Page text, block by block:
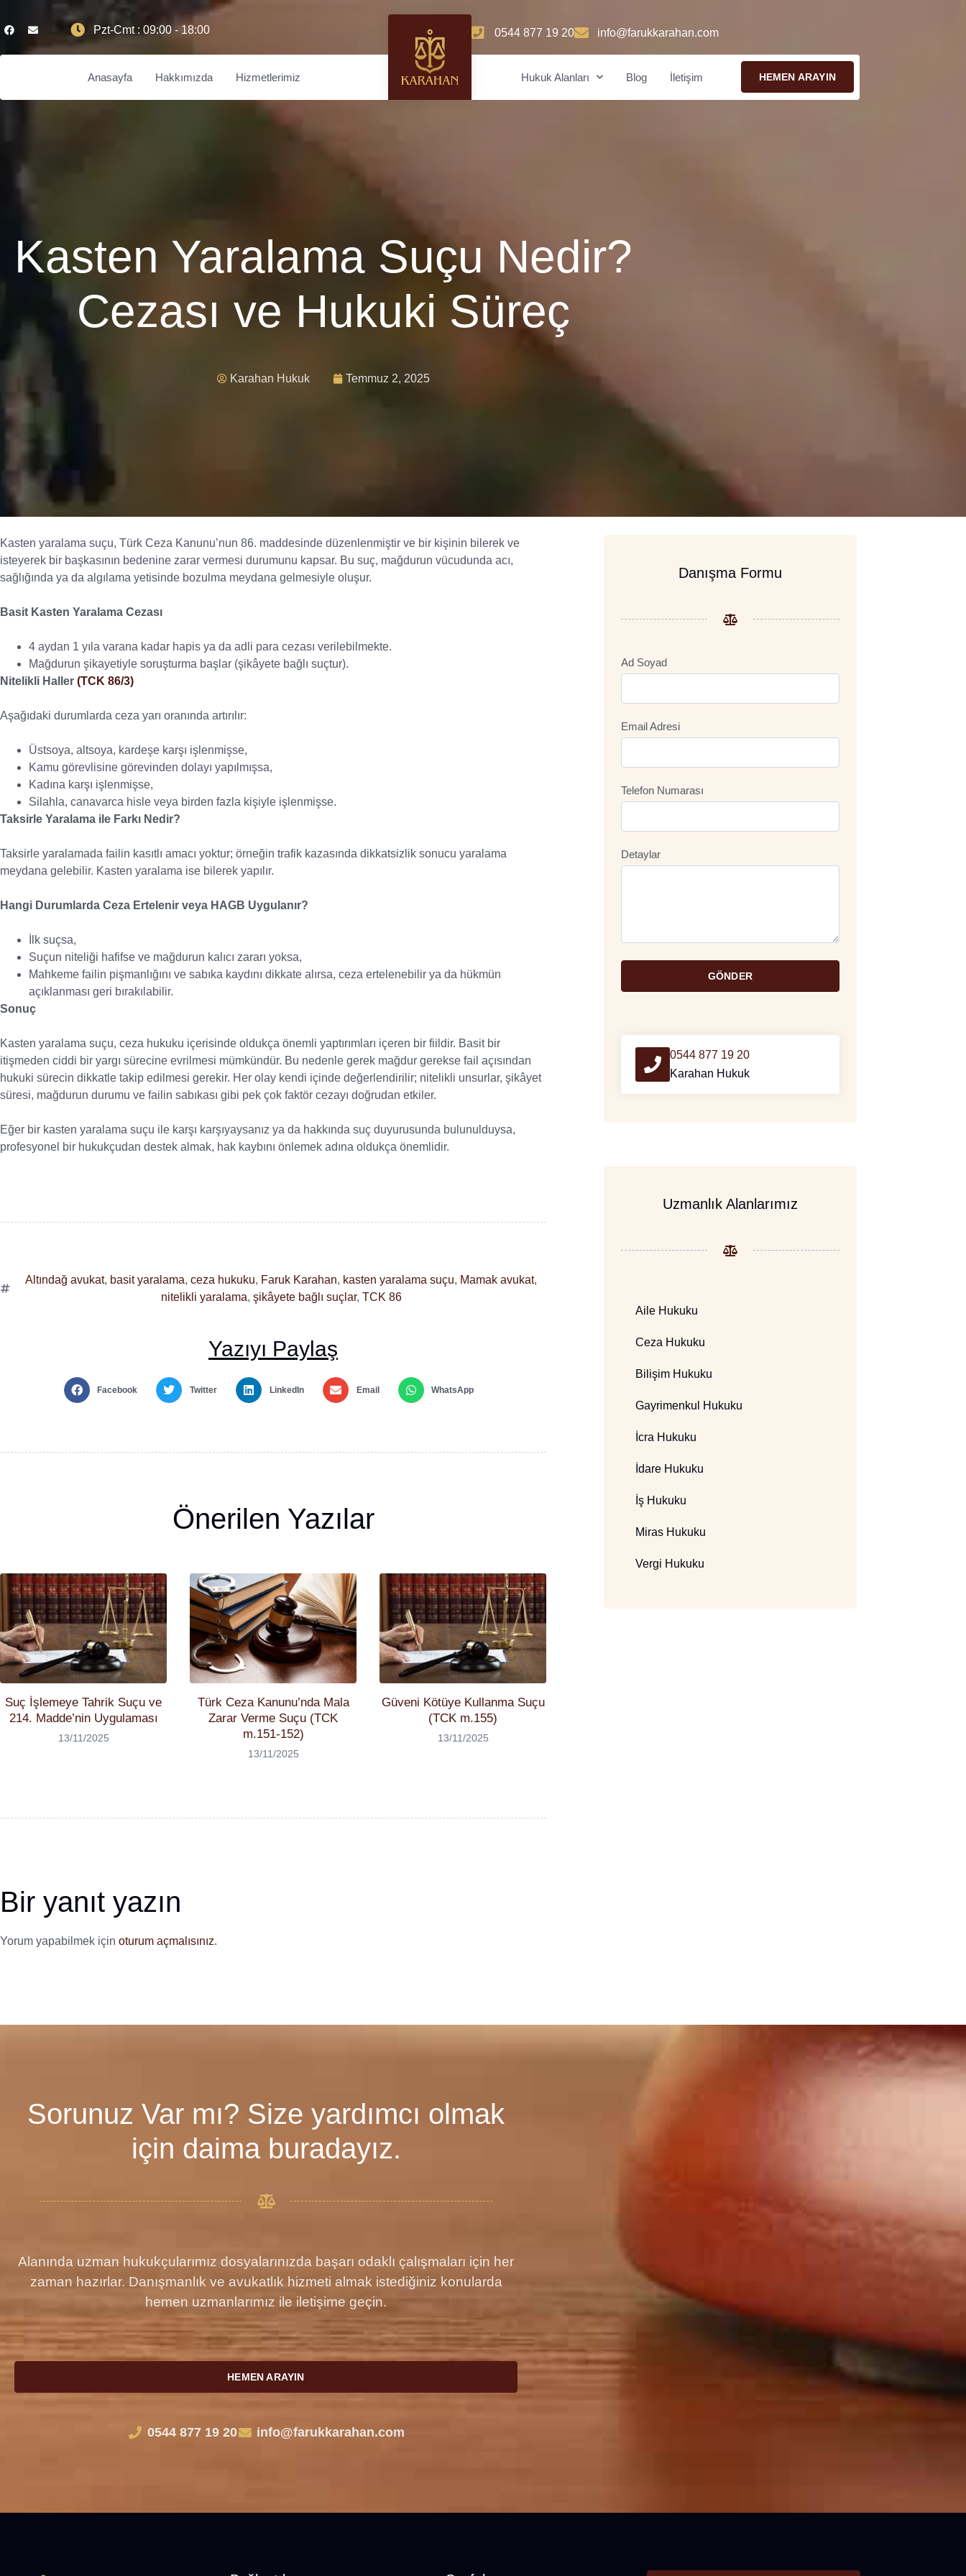
Pzt-Cmt : 09:00 - 18:00
Anasayfa Hakkımızda Hizmetlerimiz
0544 877 19 20 info@farukkarahan.com
Hukuk Alanları Blog İletişim HEMEN ARAYIN
Kasten Yaralama Suçu Nedir?
Cezası ve Hukuki Süreç
Karahan Hukuk Temmuz 2, 2025
Kasten yaralama suçu, Türk Ceza Kanunu’nun 86. maddesinde düzenlenmiştir ve bir kişinin bilerek ve
isteyerek bir başkasının bedenine zarar vermesi durumunu kapsar. Bu suç, mağdurun vücudunda acı,
sağlığında ya da algılama yetisinde bozulma meydana gelmesiyle oluşur.
Basit Kasten Yaralama Cezası
4 aydan 1 yıla varana kadar hapis ya da adli para cezası verilebilmekte.
Mağdurun şikayetiyle soruşturma başlar (şikâyete bağlı suçtur).
Nitelikli Haller (TCK 86/3)
Aşağıdaki durumlarda ceza yarı oranında artırılır:
Üstsoya, altsoya, kardeşe karşı işlenmişse,
Kamu görevlisine görevinden dolayı yapılmışsa,
Kadına karşı işlenmişse,
Silahla, canavarca hisle veya birden fazla kişiyle işlenmişse.
Taksirle Yaralama ile Farkı Nedir?
Taksirle yaralamada failin kasıtlı amacı yoktur; örneğin trafik kazasında dikkatsizlik sonucu yaralama
meydana gelebilir. Kasten yaralama ise bilerek yapılır.
Hangi Durumlarda Ceza Ertelenir veya HAGB Uygulanır?
İlk suçsa,
Suçun niteliği hafifse ve mağdurun kalıcı zararı yoksa,
Mahkeme failin pişmanlığını ve sabıka kaydını dikkate alırsa, ceza ertelenebilir ya da hükmün
açıklanması geri bırakılabilir.
Sonuç
Kasten yaralama suçu, ceza hukuku içerisinde oldukça önemli yaptırımları içeren bir fiildir. Basit bir
itişmeden ciddi bir yargı sürecine evrilmesi mümkündür. Bu nedenle gerek mağdur gerekse fail açısından
hukuki sürecin dikkatle takip edilmesi gerekir. Her olay kendi içinde değerlendirilir; nitelikli unsurlar, şikâyet
süresi, mağdurun durumu ve failin sabıkası gibi pek çok faktör cezayı doğrudan etkiler.
Eğer bir kasten yaralama suçu ile karşı karşıyaysanız ya da hakkında suç duyurusunda bulunulduysa,
profesyonel bir hukukçudan destek almak, hak kaybını önlemek adına oldukça önemlidir.
Altındağ avukat, basit yaralama, ceza hukuku, Faruk Karahan, kasten yaralama suçu, Mamak avukat,
nitelikli yaralama, şikâyete bağlı suçlar, TCK 86
Yazıyı Paylaş
Facebook Twitter LinkedIn Email WhatsApp
Önerilen Yazılar
Suç İşlemeye Tahrik Suçu ve
214. Madde’nin Uygulaması
13/11/2025
Türk Ceza Kanunu’nda Mala
Zarar Verme Suçu (TCK
m.151-152)
13/11/2025
Güveni Kötüye Kullanma Suçu
(TCK m.155)
13/11/2025
Bir yanıt yazın
Yorum yapabilmek için oturum açmalısınız.
Danışma Formu
Ad Soyad
Email Adresi
Telefon Numarası
Detaylar
GÖNDER
0544 877 19 20
Karahan Hukuk
Uzmanlık Alanlarımız
Aile Hukuku
Ceza Hukuku
Bilişim Hukuku
Gayrimenkul Hukuku
İcra Hukuku
İdare Hukuku
İş Hukuku
Miras Hukuku
Vergi Hukuku
Sorunuz Var mı? Size yardımcı olmak
için daima buradayız.
Alanında uzman hukukçularımız dosyalarınızda başarı odaklı çalışmaları için her
zaman hazırlar. Danışmanlık ve avukatlık hizmeti almak istediğiniz konularda
hemen uzmanlarımız ile iletişime geçin.
HEMEN ARAYIN
0544 877 19 20 info@farukkarahan.com